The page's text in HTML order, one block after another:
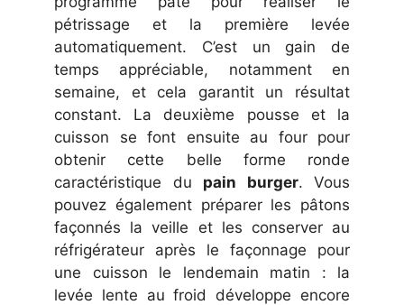
pétrissage et la première levée
automatiquement. C’est un gain de
temps appréciable, notamment en
semaine, et cela garantit un résultat
constant. La deuxième pousse et la
cuisson se font ensuite au four pour
obtenir cette belle forme ronde
caractéristique du pain burger. Vous
pouvez également préparer les pâtons
façonnés la veille et les conserver au
réfrigérateur après le façonnage pour
une cuisson le lendemain matin : la
levée lente au froid développe encore